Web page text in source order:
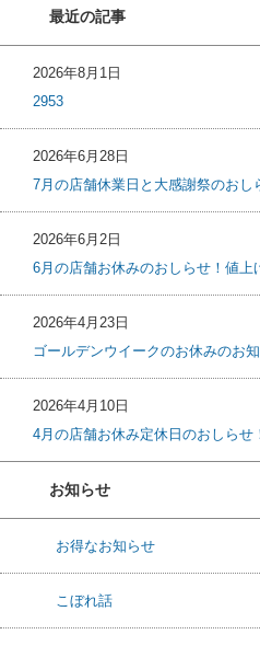
最近の記事
2026年8月1日
2953
2026年6月28日
7月の店舗休業日と大感謝祭のおし
2026年6月2日
6月の店舗お休みのおしらせ！値上
2026年4月23日
ゴールデンウイークのお休みのお知
2026年4月10日
4月の店舗お休み定休日のおしらせ
お知らせ
お得なお知らせ
こぼれ話